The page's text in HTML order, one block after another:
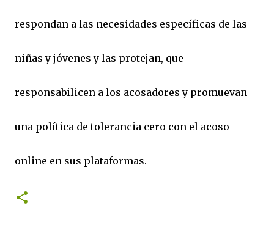
respondan a las necesidades específicas de las
niñas y jóvenes y las protejan, que
responsabilicen a los acosadores y promuevan
una política de tolerancia cero con el acoso
online en sus plataformas.